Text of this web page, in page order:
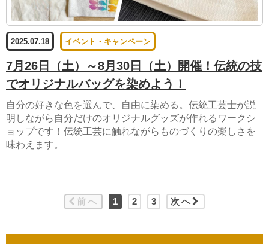
2025.07.18 イベント・キャンペーン
7月26日（土）～8月30日（土）開催！伝統の技
でオリジナルバッグを染めよう！
自分の好きな色を選んで、自由に染める。伝統工芸士が説
明しながら自分だけのオリジナルグッズが作れるワークシ
ョップです！伝統工芸に触れながらものづくりの楽しさを
味わえます。
前へ 1 2 3 次へ